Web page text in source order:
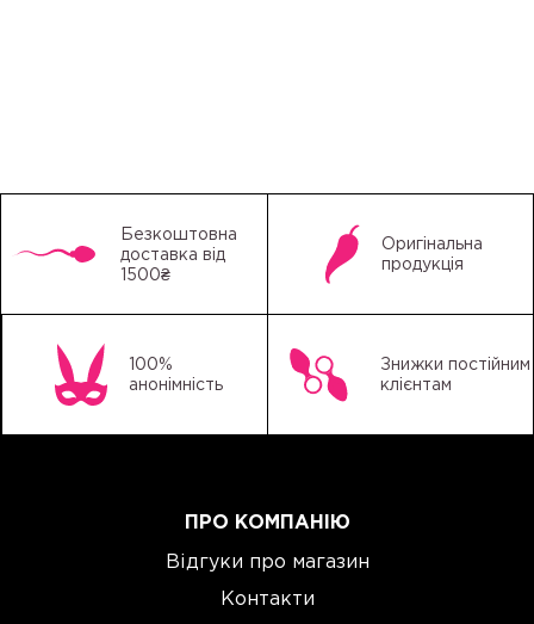
Безкоштовна
доставка від
1500₴
Оригінальна
продукція
100%
анонімність
Знижки постійним
клієнтам
ПРО КОМПАНІЮ
Відгуки про магазин
Контакти